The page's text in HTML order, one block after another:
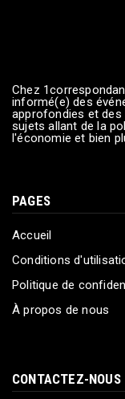
Chez
informé(e) des
approfondies et des
sujets allant de la
l'économie et bien
PAGES
Accueil
Conditions
Politique de
À propos de nous
CONTACTEZ-NOUS